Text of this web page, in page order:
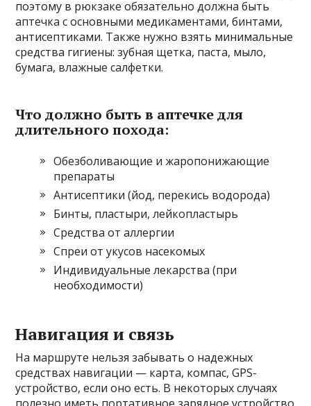
поэтому в рюкзаке обязательно должна быть
аптечка с основными медикаментами, бинтами,
антисептиками. Также нужно взять минимальные
средства гигиены: зубная щетка, паста, мыло,
бумага, влажные салфетки.
Что должно быть в аптечке для
длительного похода:
Обезболивающие и жаропонижающие
препараты
Антисептики (йод, перекись водорода)
Бинты, пластыри, лейкопластырь
Средства от аллергии
Спреи от укусов насекомых
Индивидуальные лекарства (при
необходимости)
Навигация и связь
На маршруте нельзя забывать о надежных
средствах навигации — карта, компас, GPS-
устройство, если оно есть. В некоторых случаях